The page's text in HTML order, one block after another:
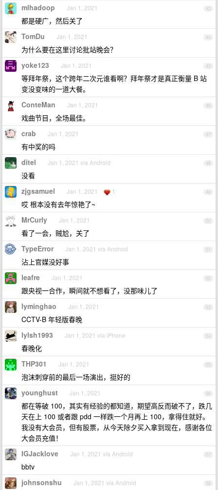
43
mlhadoop Jan 1, 2021
都是硬广，然后关了
44
TomDu Jan 1, 2021
为什么要在这里讨论批站晚会？
45
yoke123 Jan 1, 2021
等拜年祭，这个跨年二次元谁看啊？拜年祭才是真正衡量 B 站
变没变味的一道大餐。
46
ConteMan Jan 1, 2021
戏曲节目，全场最佳。
47
crab Jan 1, 2021
有中奖的吗
48
ditel Jan 1, 2021 via Android
没看
49
zjgsamuel Jan 1, 2021 1
哎 根本没有去年惊艳了~
50
MrCurly Jan 1, 2021
看了一会，贼尬，关了
51
TypeError Jan 1, 2021 via Android
沾上官媒没好事
52
leafre Jan 1, 2021
跟央视一合作，瞬间就不想看了，没那味儿了
53
lyminghao Jan 1, 2021
CCTV-B 年轻版春晚
54
lylsh1993 Jan 1, 2021 via iPhone
春晚化
55
THP301 Jan 1, 2021
泡沫刺穿前的最后一场演出，挺好的
56
younghust Jan 1, 2021
都在等破 100，其实有经验的都知道，期望高反而破不了，跌几
天在上 100 或者跟 pdd 一样跌一个月再上 100，拿得住就好。
我没有大会员，但有股票，从今天除夕买入拿到现在，感谢各位
大会员充值！
57
IGJacklove Jan 1, 2021 via Android
bbtv
58
johnsonshu Jan 1, 2021 via Android